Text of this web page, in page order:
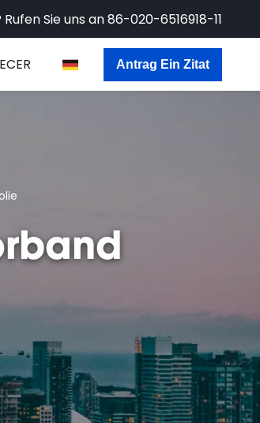
Sie uns an86-020-6516918-11
ECER Antrag Ein Zitat